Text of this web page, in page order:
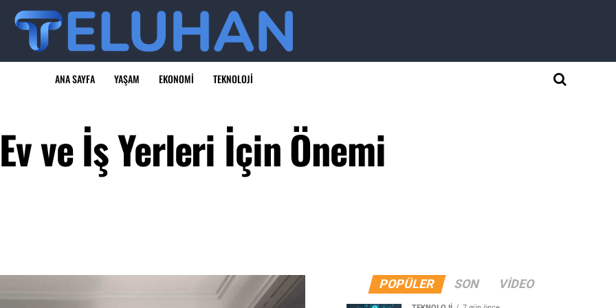
ANA SAYFA YAŞAM EKONOMI TEKNOLOJI
ve İş Yerleri İçin Önemi
POPÜLER SON VIDEO